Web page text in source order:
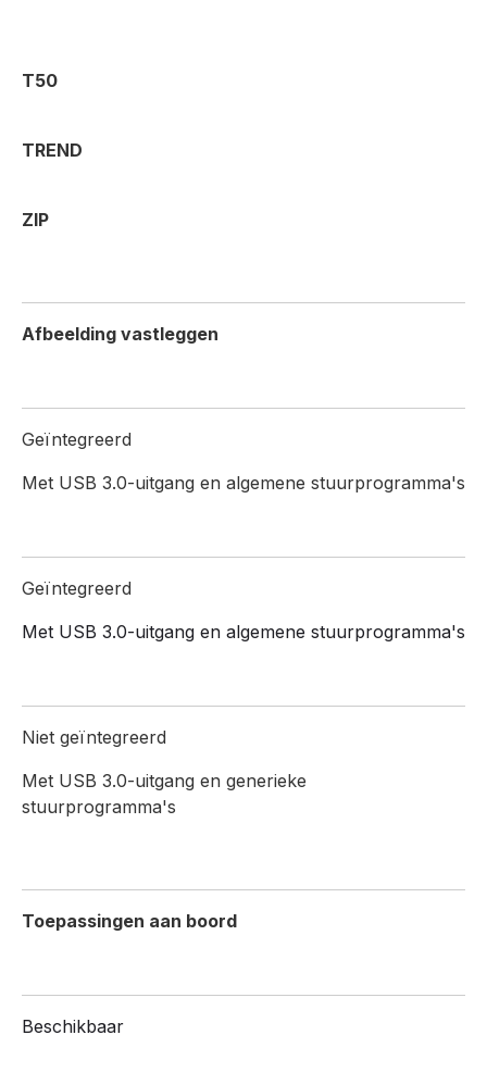
T50
TREND
ZIP
Afbeelding vastleggen
Geïntegreerd
Met USB 3.0-uitgang en algemene stuurprogramma's
Geïntegreerd
Met USB 3.0-uitgang en algemene stuurprogramma's
Niet geïntegreerd
Met USB 3.0-uitgang en generieke
stuurprogramma's
Toepassingen aan boord
Beschikbaar